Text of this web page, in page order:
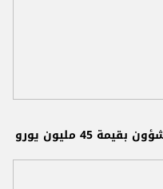
45 مليون يورو